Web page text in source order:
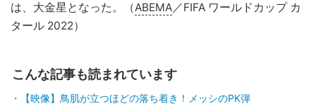
は、大金星となった。（ABEMA／FIFA ワールドカップ カ
タール 2022）
こんな記事も読まれています
【映像】鳥肌が立つほどの落ち着き！メッシのPK弾